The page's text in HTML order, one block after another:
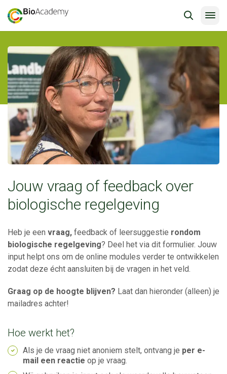
Jouw vraag of feedback over
biologische regelgeving
Heb je een vraag, feedback of leersuggestie rondom
biologische regelgeving? Deel het via dit formulier. Jouw
input helpt ons om de online modules verder te ontwikkelen
zodat deze écht aansluiten bij de vragen in het veld.
Graag op de hoogte blijven? Laat dan hieronder (alleen) je
mailadres achter!
Hoe werkt het?
Als je de vraag niet anoniem stelt, ontvang je per e-
mail een reactie op je vraag.